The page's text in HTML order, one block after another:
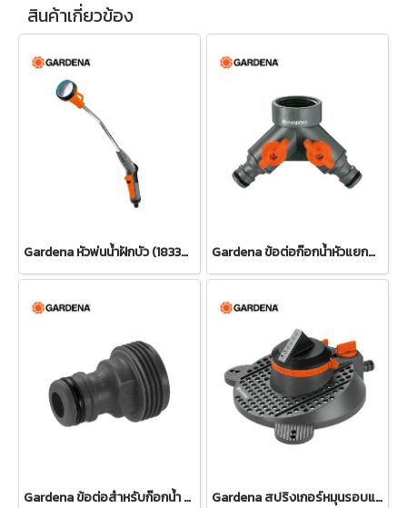
สินค้าเกี่ยวข้อง
Gardena หัวพ่นน้ำฝักบัว (18330-20) Gardena ข้อต่อก๊อกน้ำหัวแยกสองทาง 26.5 มม. (3/4") (00938-20)
Gardena ข้อต่อสำหรับก๊อกน้ำ ขนาด 3/4" (26.5 มม.) (00921-50) Gardena สปริงเกอร์หมุนรอบแบบปรับได้ Tango (02065-20)